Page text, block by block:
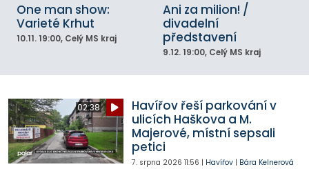
One man show:
Varieté Krhut
10.11. 19:00, Celý MS kraj
Ani za milion! /
divadelní
představení
9.12. 19:00, Celý MS kraj
02:38
Havířov řeší parkování v
ulicích Haškova a M.
Majerové, místní sepsali
petici
7. srpna 2026 11:56 | Havířov| Bára Kelnerová